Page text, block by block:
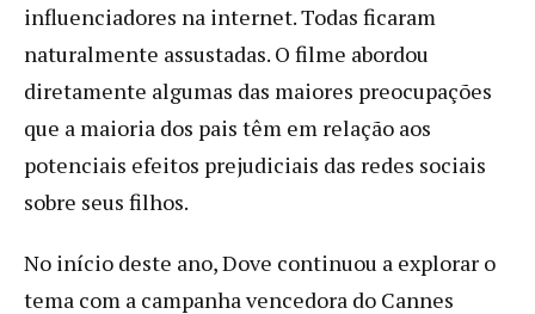
influenciadores na internet. Todas ficaram
naturalmente assustadas. O filme abordou
diretamente algumas das maiores preocupações
que a maioria dos pais têm em relação aos
potenciais efeitos prejudiciais das redes sociais
sobre seus filhos.
No início deste ano, Dove continuou a explorar o
tema com a campanha vencedora do Cannes